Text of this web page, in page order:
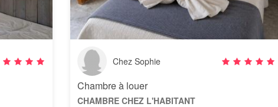
Chez Sophie
Chambre à louer
CHAMBRE CHEZ L'HABITANT